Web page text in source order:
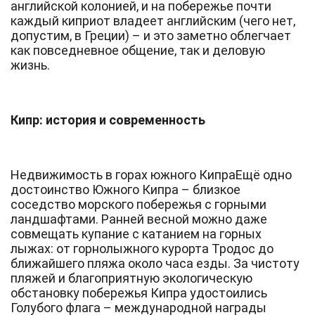
английской колонией, и на побережье почти
каждый киприот владеет английским (чего нет,
допустим, в Греции) – и это заметно облегчает
как повседневное общение, так и деловую
жизнь.
Кипр: история и современность
Недвижимость в горах южного КипраЕщё одно
достоинство Южного Кипра – близкое
соседство морского побережья с горными
ландшафтами. Ранней весной можно даже
совмещать купание с катанием на горных
лыжах: от горнолыжного курорта Тродос до
ближайшего пляжа около часа езды. За чистоту
пляжей и благоприятную экологическую
обстановку побережья Кипра удостоились
Голубого флага – международной награды